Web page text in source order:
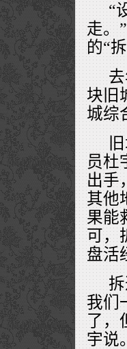
“
走。
的“
块旧
城综
员杜
出手
其他
果能
可，
盘活
我们
了，
宇说